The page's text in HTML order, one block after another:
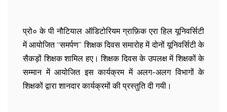
प्रो० के पी नौटियाल ऑडिटोरियम ग्राफ़िक एरा हिल यूनिवर्सिटी
में आयोजित “समर्पण” शिक्षक दिवस समारोह में दोनों यूनिवर्सिटी के
सैकड़ों शिक्षक शामिल हए। शिक्षक दिवस के उपलक्ष में शिक्षकों के
सम्मान में आयोजित इस कार्यक्रम में अलग-अलग विभागों के
शिक्षकों द्वारा शानदार कार्यक्रमों की प्रस्तुति दी गयी।